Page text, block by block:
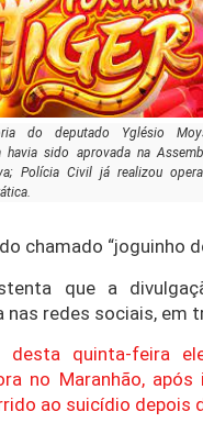
do deputado Yglésio
havia sido aprovada na
Polícia Civil já realizou
chamado “joguinho
que a
redes sociais, em
desta quinta-feira
no Maranhão,
ao suicídio depois